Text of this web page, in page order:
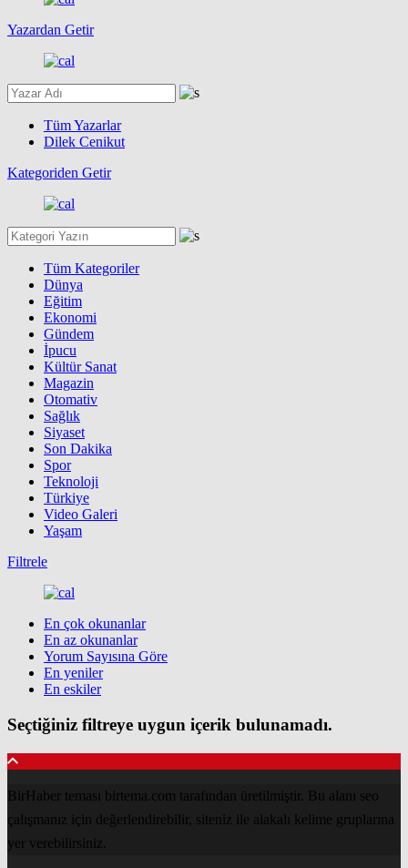
Yazardan Getir
Tüm Yazarlar
Dilek Cenikut
Kategoriden Getir
Tüm Kategoriler
Dünya
Eğitim
Ekonomi
Gündem
İpucu
Kültür Sanat
Magazin
Otomativ
Sağlık
Siyaset
Son Dakika
Spor
Teknoloji
Türkiye
Video Galeri
Yaşam
Filtrele
En çok okunanlar
En az okunanlar
Yorum Sayısına Göre
En yeniler
En eskiler
Seçtiğiniz filtreye uygun içerik bulunamadı.
BirHaber teması birtema.com tarafından üretilmiştir. Bu alanı seo
çalışmanız için değerlendirebilir, siteniz ile alakalı kelime gruplarına
yer verebilirsiniz.